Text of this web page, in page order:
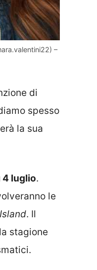
–
di
spesso
la sua
4 luglio.
le
. Il
stagione